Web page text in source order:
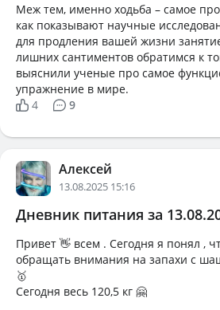
Меж тем, именно ходьба – самое
как показывают научные
для продления вашей жизни
лишних сантиментов обратимся к
выяснили ученые про самое
упражнение в мире.
4
9
Алексей
13.08.2025 15:16
Дневник питания за
Привет 👋 всем . Сегодня я понял ,
обращать внимания на запахи с
🥇
Сегодня весь 120,5 кг 🤗